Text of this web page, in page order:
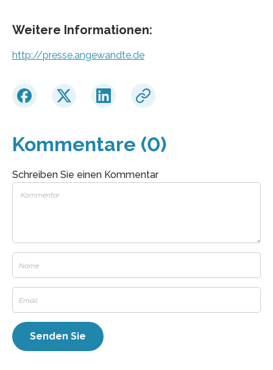
Weitere Informationen:
http://presse.angewandte.de
Kommentare (0)
Schreiben Sie einen Kommentar